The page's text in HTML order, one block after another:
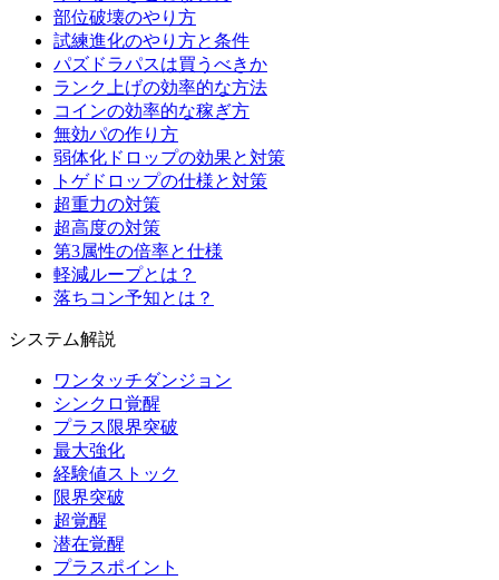
部位破壊のやり方
試練進化のやり方と条件
パズドラパスは買うべきか
ランク上げの効率的な方法
コインの効率的な稼ぎ方
無効パの作り方
弱体化ドロップの効果と対策
トゲドロップの仕様と対策
超重力の対策
超高度の対策
第3属性の倍率と仕様
軽減ループとは？
落ちコン予知とは？
システム解説
ワンタッチダンジョン
シンクロ覚醒
プラス限界突破
最大強化
経験値ストック
限界突破
超覚醒
潜在覚醒
プラスポイント